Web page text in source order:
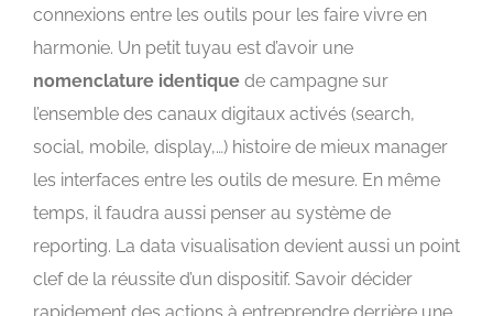
connexions entre les outils pour les faire vivre en
harmonie. Un petit tuyau est d’avoir une
nomenclature identique de campagne sur
l’ensemble des canaux digitaux activés (search,
social, mobile, display,…) histoire de mieux manager
les interfaces entre les outils de mesure. En même
temps, il faudra aussi penser au système de
reporting. La data visualisation devient aussi un point
clef de la réussite d’un dispositif. Savoir décider